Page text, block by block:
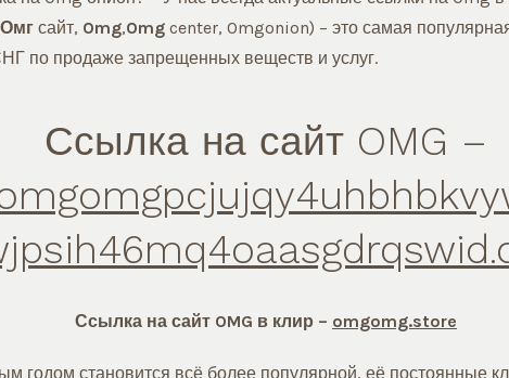
Омг сайт, Omg,Omg center, Omgonion) – это самая
по продаже запрещенных веществ и услуг.
Ссылка на сайт OMG –
Ссылка на сайт OMG в клир – omgomg.store
годом становится всё более популярной, её постоянные